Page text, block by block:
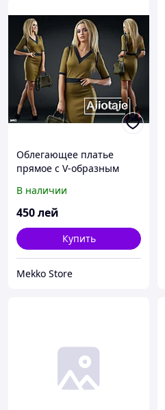
Облегающее платье
прямое с V-образным
В наличии
450лей
Купить
Mekko Store